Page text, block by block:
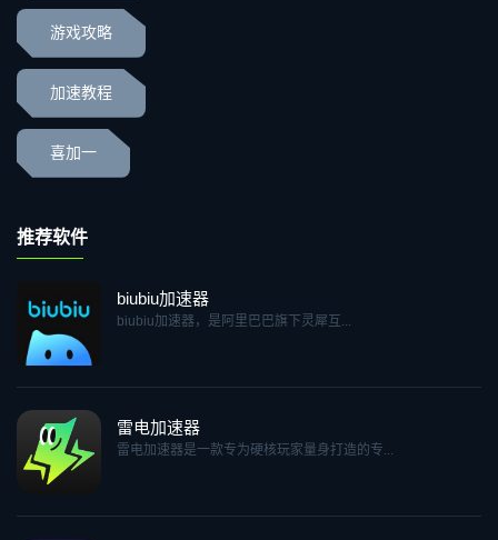
游戏攻略
加速教程
喜加一
推荐软件
biubiu加速器
biubiu加速器，是阿里巴巴旗下灵犀互...
雷电加速器
雷电加速器是一款专为硬核玩家量身打造的专...